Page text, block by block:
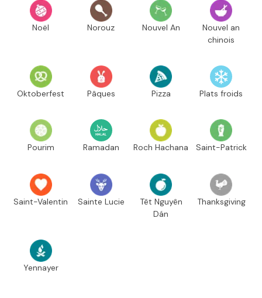
Noël Norouz Nouvel An
Nouvel an
chinois
Oktoberfest Pâques Pizza Plats froids
Pourim Ramadan Roch Hachana Saint-Patrick
Saint-Valentin Sainte Lucie
Têt Nguyên
Dán
Thanksgiving
Yennayer